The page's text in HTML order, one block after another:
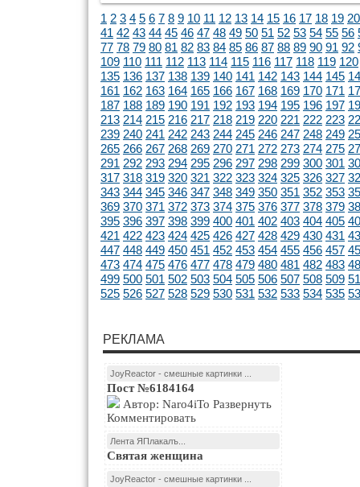
1 2 3 4 5 6 7 8 9 10 11 12 13 14 15 16 17 18 19 20
41 42 43 44 45 46 47 48 49 50 51 52 53 54 55 56
77 78 79 80 81 82 83 84 85 86 87 88 89 90 91 92
109 110 111 112 113 114 115 116 117 118 119 120
135 136 137 138 139 140 141 142 143 144 145
161 162 163 164 165 166 167 168 169 170 171
187 188 189 190 191 192 193 194 195 196 197
213 214 215 216 217 218 219 220 221 222 223
239 240 241 242 243 244 245 246 247 248 249
265 266 267 268 269 270 271 272 273 274 275
291 292 293 294 295 296 297 298 299 300 301
317 318 319 320 321 322 323 324 325 326 327
343 344 345 346 347 348 349 350 351 352 353
369 370 371 372 373 374 375 376 377 378 379
395 396 397 398 399 400 401 402 403 404 405
421 422 423 424 425 426 427 428 429 430 431
447 448 449 450 451 452 453 454 455 456 457
473 474 475 476 477 478 479 480 481 482 483
499 500 501 502 503 504 505 506 507 508 509
525 526 527 528 529 530 531 532 533 534 535
РЕКЛАМА
JoyReactor - смешные картинки ...
Пост №6184164
Комментировать
Лента ЯПлакалъ...
Святая женщина
JoyReactor - смешные картинки ...